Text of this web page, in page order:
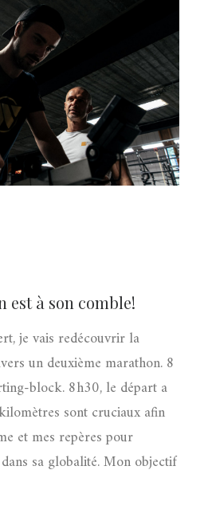
est à son comble!
je vais redécouvrir la
un deuxième marathon. 8
block. 8h30, le départ a
sont cruciaux afin
et mes repères pour
sa globalité. Mon objectif